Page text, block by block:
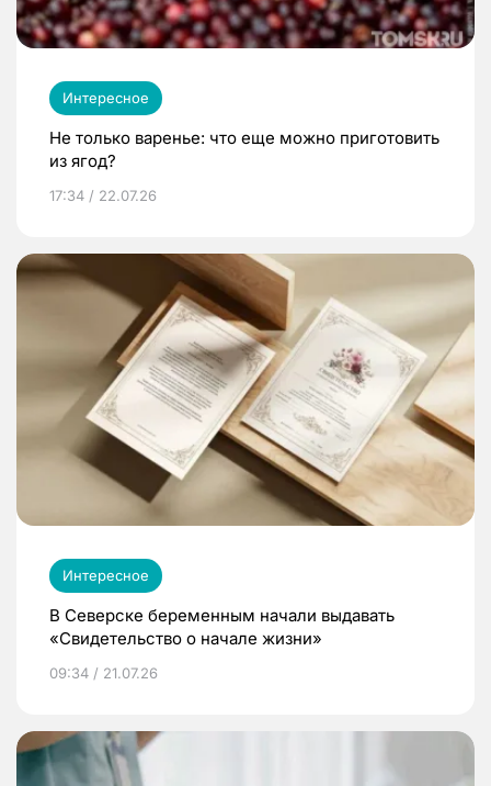
Интересное
Не только варенье: что еще можно приготовить
из ягод?
17:34 / 22.07.26
Интересное
В Северске беременным начали выдавать
«Свидетельство о начале жизни»
09:34 / 21.07.26